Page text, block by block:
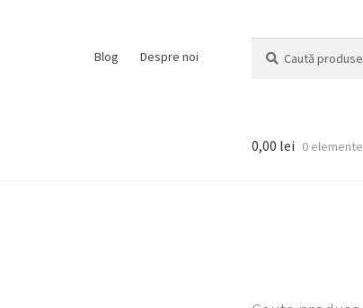
Blog Despre noi
după:
0,00 lei 0 elemente